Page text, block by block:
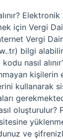
için Vergi
Vergi
bilgi
nasıl
kişilerin
kullanarak
oluşturulur?
ve